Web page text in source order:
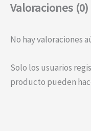
Valoraciones (0)
No hay valoraciones
Solo los usuarios
producto pueden